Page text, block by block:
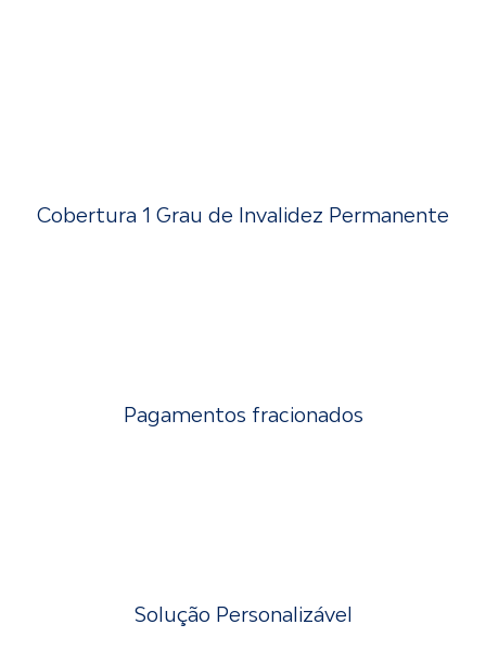
Cobertura 1 Grau de Invalidez Permanente
Pagamentos fracionados
Solução Personalizável